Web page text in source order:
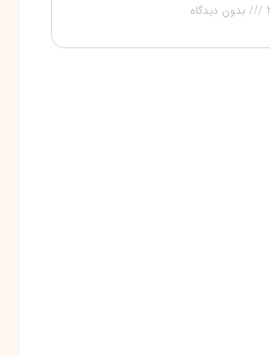
بدون دیدگاه